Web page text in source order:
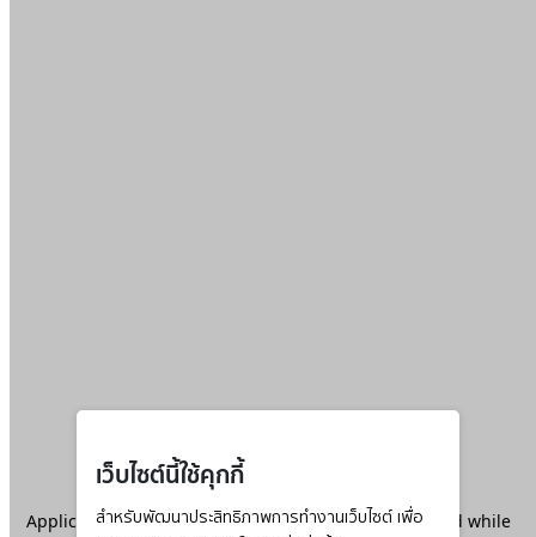
เว็บไซต์นี้ใช้คุกกี้
สำหรับพัฒนาประสิทธิภาพการทำงานเว็บไซต์ เพื่อ
Application error: aclient-side exception has occurred while